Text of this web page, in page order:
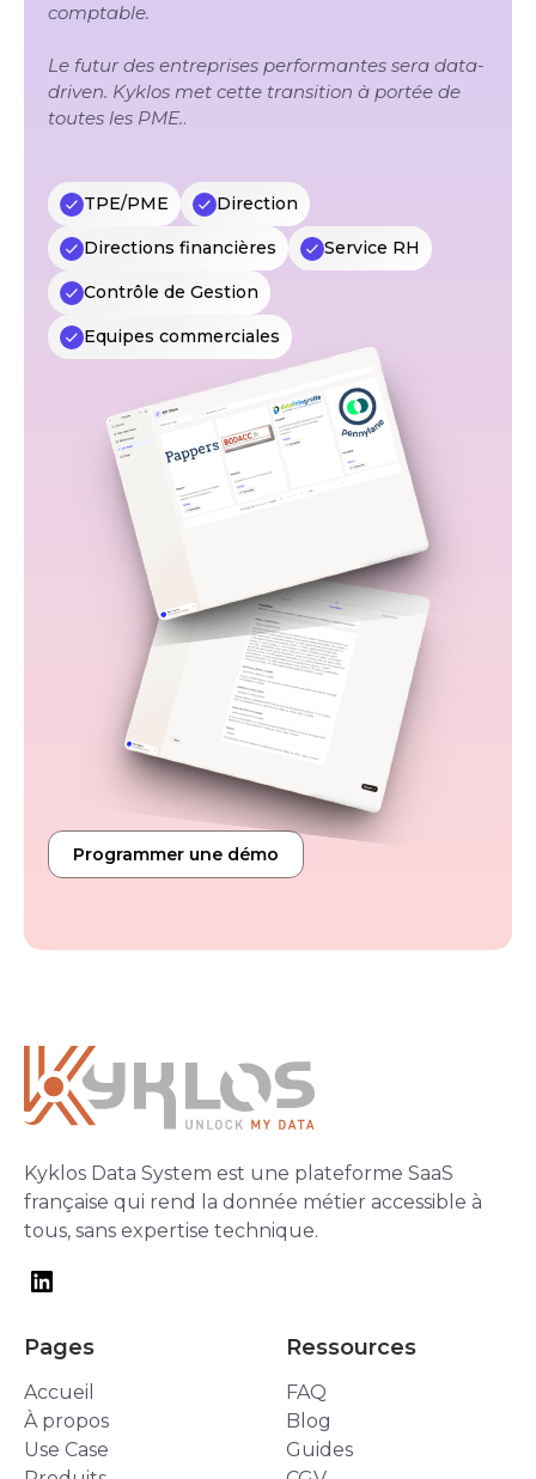
comptable.
Le futur des entreprises performantes sera data-
driven. Kyklos met cette transition à portée de
toutes les PME..
TPE/PME Direction
Directions financières Service RH
Contrôle de Gestion
Equipes commerciales
Programmer une démo
Kyklos Data System est une plateforme SaaS
française qui rend la donnée métier accessible à
tous, sans expertise technique.
Pages
Accueil
À propos
Use Case
Ressources
FAQ
Blog
Guides